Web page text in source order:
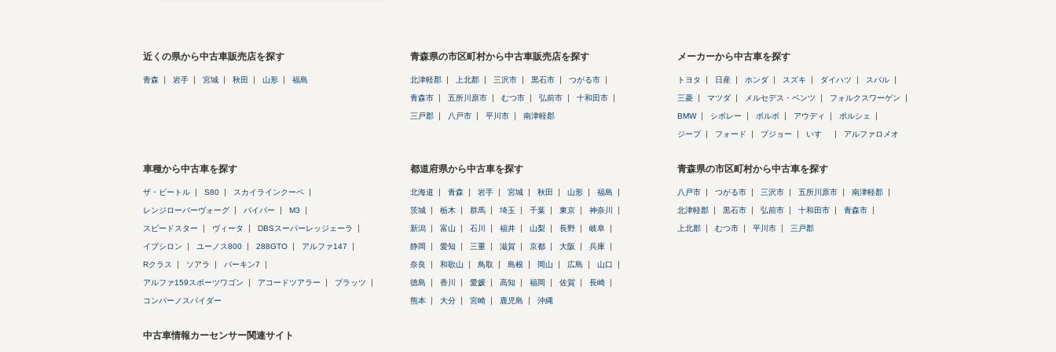
近くの県から中古車販売店を探す
青森 岩手 宮城 秋田 山形 福島
青森県の市区町村から中古車販売店を探す
北津軽郡 上北郡 三沢市 黒石市 つがる市
青森市 五所川原市 むつ市 弘前市 十和田市
三戸郡 八戸市 平川市 南津軽郡
メーカーから中古車を探す
トヨタ 日産 ホンダ スズキ ダイハツ スバル
三菱 マツダ メルセデス・ベンツ フォルクスワーゲン
BMW シボレー ボルボ アウディ ポルシェ
ジープ フォード プジョー いすゞ アルファロメオ
車種から中古車を探す
ザ・ビートル S80 スカイラインクーペ
レンジローバーヴォーグ バイパー M3
スピードスター ヴィータ DBSスーパーレッジェーラ
イプシロン ユーノス800 288GTO アルファ147
Rクラス ソアラ バーキン7
アルファ159スポーツワゴン アコードツアラー プラッツ
コンパーノスパイダー
都道府県から中古車を探す
北海道 青森 岩手 宮城 秋田 山形 福島
茨城 栃木 群馬 埼玉 千葉 東京 神奈川
新潟 富山 石川 福井 山梨 長野 岐阜
静岡 愛知 三重 滋賀 京都 大阪 兵庫
奈良 和歌山 鳥取 島根 岡山 広島 山口
徳島 香川 愛媛 高知 福岡 佐賀 長崎
熊本 大分 宮崎 鹿児島 沖縄
青森県の市区町村から中古車を探す
八戸市 つがる市 三沢市 五所川原市 南津軽郡
北津軽郡 黒石市 弘前市 十和田市 青森市
上北郡 むつ市 平川市 三戸郡
中古車情報カーセンサー関連サイト